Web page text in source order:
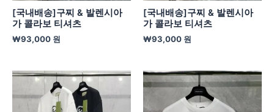
[국내배송]구찌 & 발렌시아
가 콜라보 티셔츠
₩93,000 원
[국내배송]구찌 & 발렌시아
가 콜라보 티셔츠
₩93,000 원